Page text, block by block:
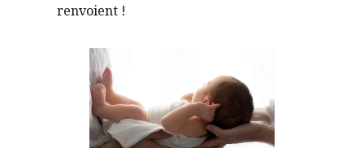
renvoient !